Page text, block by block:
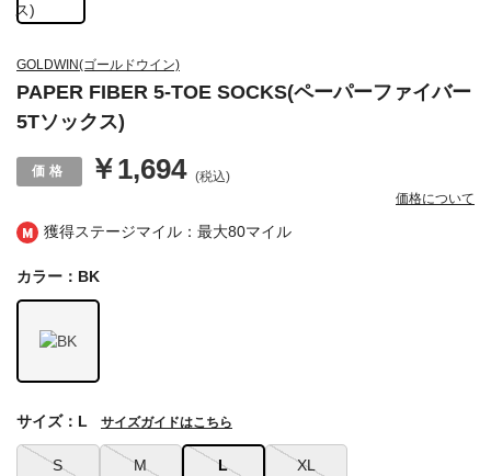
獲得ステージマイル：最大80マイル
GOLDWIN(ゴールドウイン)
PAPER FIBER 5-TOE SOCKS(ペーパーファイバー
5Tソックス)
￥1,694 (税込)
価格について
カラー：BK
S M L XL
サイズ：L サイズガイドはこちら